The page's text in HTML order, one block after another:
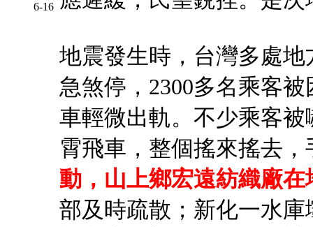
6-16
地震發生時，台灣多處
急煞停，2300多名乘客
車輕微出軌。不少乘客
霄飛車，整個搖來搖去
動，山上鄉宏遠紡織廠
部及時疏散；新化一水